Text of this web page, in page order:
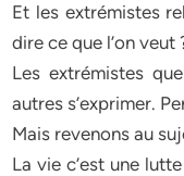
Et les extrémistes
dire ce que l’on veut
Les extrémistes
autres s’exprimer.
Mais revenons au
La vie c’est une